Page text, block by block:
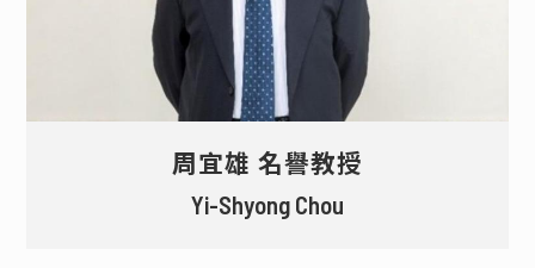
周宜雄 名譽教授
Yi-Shyong Chou